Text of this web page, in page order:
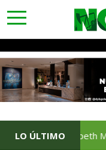
toggle
navigation
LO ÚLTIMO
Elizabeth Morales